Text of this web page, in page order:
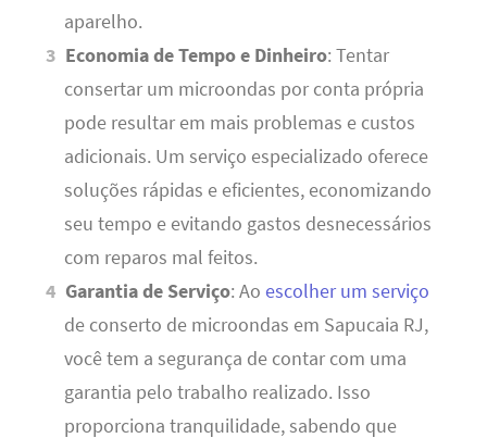
aparelho.
Economia de Tempo e Dinheiro: Tentar
consertar um microondas por conta própria
pode resultar em mais problemas e custos
adicionais. Um serviço especializado oferece
soluções rápidas e eficientes, economizando
seu tempo e evitando gastos desnecessários
com reparos mal feitos.
Garantia de Serviço: Aoescolher um serviço
de conserto de microondas em Sapucaia RJ,
você tem a segurança de contar com uma
garantia pelo trabalho realizado. Isso
proporciona tranquilidade, sabendo que